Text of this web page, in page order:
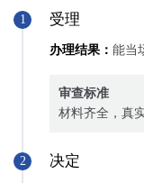
1 受理
办理结果： 能当
审查标准
材料齐全，真
2 决定